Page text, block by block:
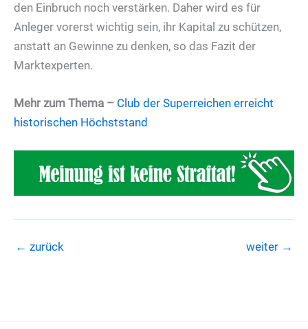
den Einbruch noch verstärken. Daher wird es für
Anleger vorerst wichtig sein, ihr Kapital zu schützen,
anstatt an Gewinne zu denken, so das Fazit der
Marktexperten.
Mehr zum Thema – Club der Superreichen erreicht
historischen Höchststand
← zurück weiter →